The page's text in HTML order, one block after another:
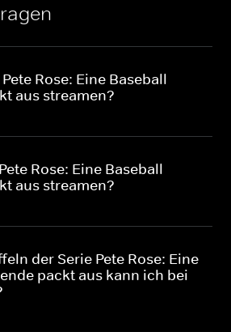
Rose: Eine Baseball-
aus streamen?
Rose: Eine Baseball-
aus streamen?
der Serie Pete Rose: Eine
packt aus kann ich bei